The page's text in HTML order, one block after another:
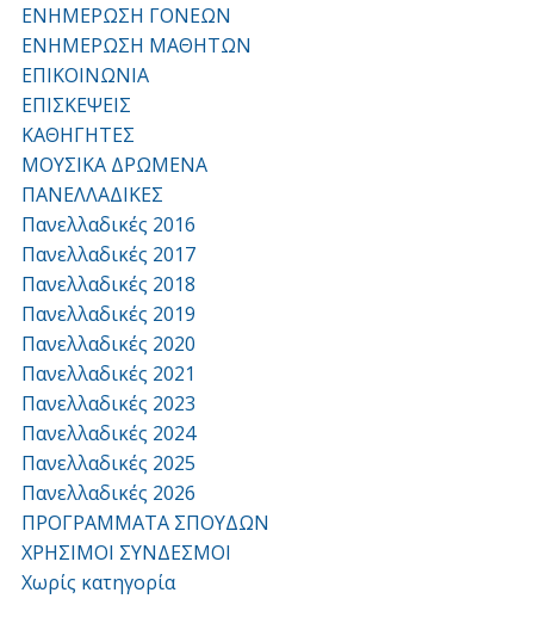
ΕΝΗΜΕΡΩΣΗ ΓΟΝΕΩΝ
ΕΝΗΜΕΡΩΣΗ ΜΑΘΗΤΩΝ
ΕΠΙΚΟΙΝΩΝΙΑ
ΕΠΙΣΚΕΨΕΙΣ
ΚΑΘΗΓΗΤΕΣ
ΜΟΥΣΙΚΑ ΔΡΩΜΕΝΑ
ΠΑΝΕΛΛΑΔΙΚΕΣ
Πανελλαδικές 2016
Πανελλαδικές 2017
Πανελλαδικές 2018
Πανελλαδικές 2019
Πανελλαδικές 2020
Πανελλαδικές 2021
Πανελλαδικές 2023
Πανελλαδικές 2024
Πανελλαδικές 2025
Πανελλαδικές 2026
ΠΡΟΓΡΑΜΜΑΤΑ ΣΠΟΥΔΩΝ
ΧΡΗΣΙΜΟΙ ΣΥΝΔΕΣΜΟΙ
Χωρίς κατηγορία